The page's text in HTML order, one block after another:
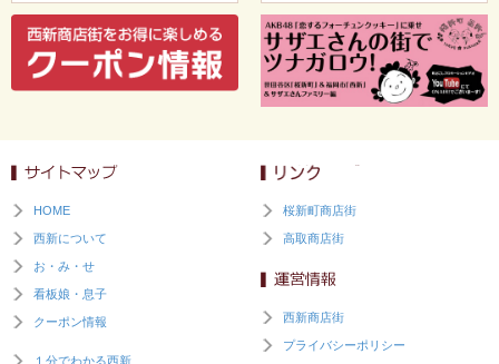
HOME
西新について
お・み・せ
看板娘・息子
クーポン情報
１分でわかる西新
桜新町商店街
高取商店街
西新商店街
プライバシーポリシー